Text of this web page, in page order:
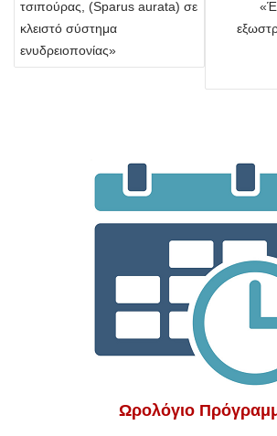
τσιπούρας, (Sparus aurata) σε
κλειστό σύστημα
ενυδρειοπονίας»
Ωρολόγιο